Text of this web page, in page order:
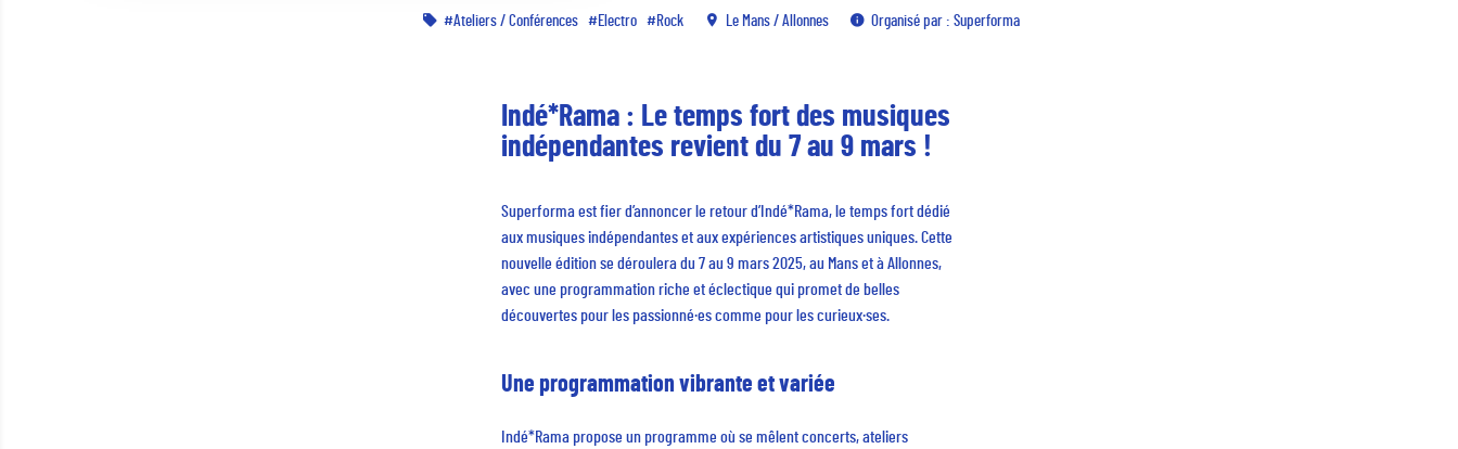
Ateliers / Conférences Electro Rock Le Mans / Allonnes Organisé par : Superforma
Indé*Rama : Le temps fort des musiques
indépendantes revient du 7 au 9 mars !
Superforma est fier d’annoncer le retour d’Indé*Rama, le temps fort dédié
aux musiques indépendantes et aux expériences artistiques uniques. Cette
nouvelle édition se déroulera du 7 au 9 mars 2025, au Mans et à Allonnes,
avec une programmation riche et éclectique qui promet de belles
découvertes pour les passionné·es comme pour les curieux·ses.
Une programmation vibrante et variée
Indé*Rama propose un programme où se mêlent concerts, ateliers